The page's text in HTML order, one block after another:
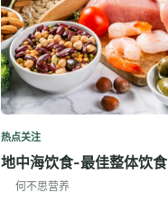
热点关注
地中海饮食-最佳整体饮食
何不思营养